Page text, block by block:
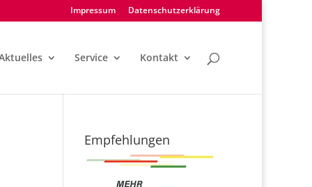
Impressum Datenschutzerklärung
Service Kontakt
Empfehlungen